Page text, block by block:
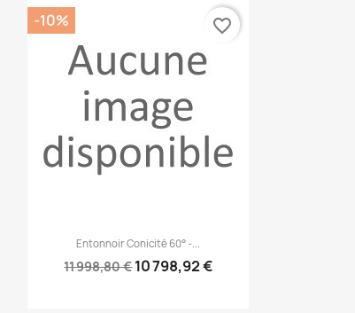
Aperçu rapide
Entonnoir Conicité 60° -...
11 998,80 €10 798,92 €
-10% favorite_border